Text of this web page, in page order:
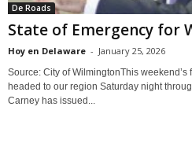
De Roads
State of Emergency for
Hoy en Delaware - January 25, 2026
Source: City of WilmingtonThis
headed to our region Saturday night
Carney has issued...